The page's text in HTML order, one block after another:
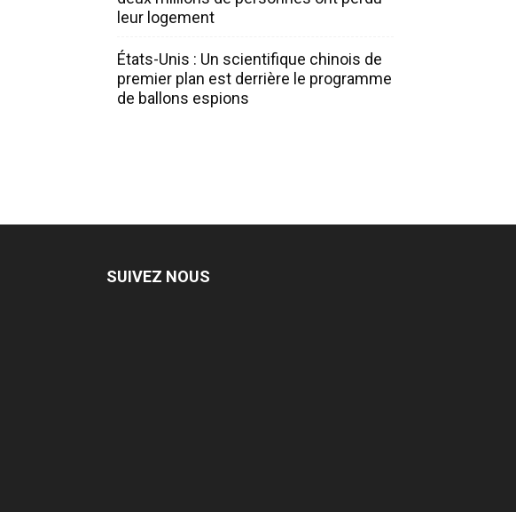
leur logement
États-Unis : Un scientifique chinois de
premier plan est derrière le programme
de ballons espions
SUIVEZ NOUS